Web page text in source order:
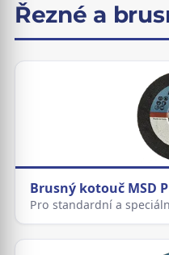
Řezné a
Brusný kotouč MSD
Pro standardní a